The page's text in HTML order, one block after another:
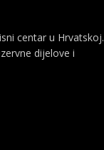
centar u Hrvatskoj.
dijelove i